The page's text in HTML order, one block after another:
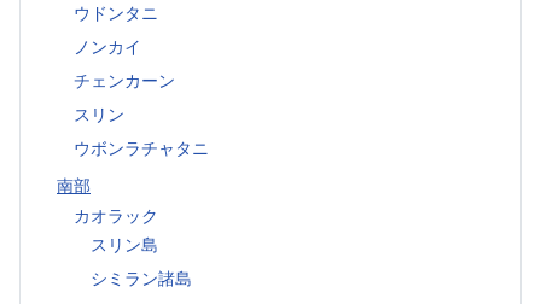
ウドンタニ
ノンカイ
チェンカーン
スリン
ウボンラチャタニ
南部
カオラック
スリン島
シミラン諸島